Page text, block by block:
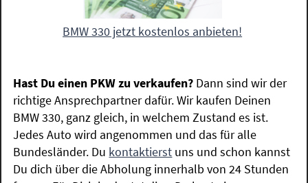
BMW 330 jetzt kostenlos anbieten!
Hast Du einen PKW zu verkaufen? Dann sind wir der
richtige Ansprechpartner dafür. Wir kaufen Deinen
BMW 330, ganz gleich, in welchem Zustand es ist.
Jedes Auto wird angenommen und das für alle
Bundesländer. Du kontaktierst uns und schon kannst
Du dich über die Abholung innerhalb von 24 Stunden